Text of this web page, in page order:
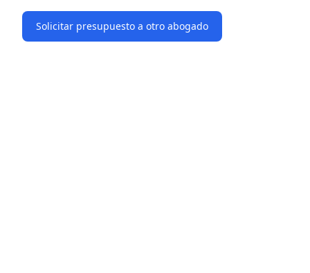
Solicitar presupuesto a otro abogado